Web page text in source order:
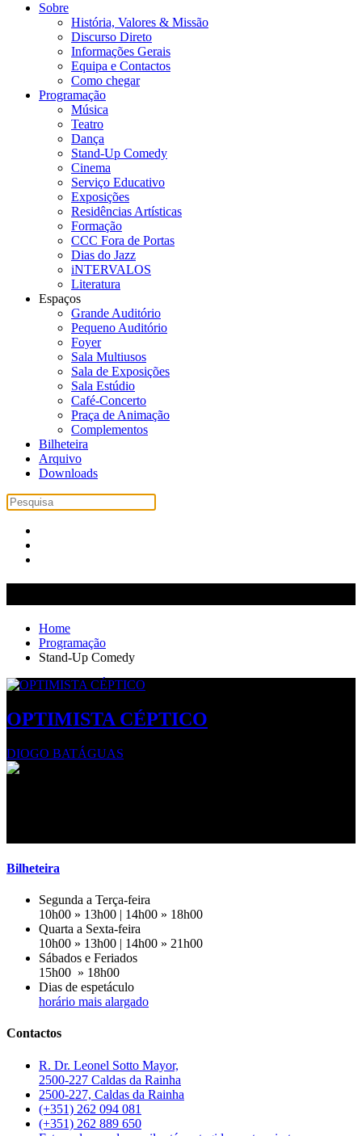
Sobre
História, Valores & Missão
Discurso Direto
Informações Gerais
Equipa e Contactos
Como chegar
Programação
Música
Teatro
Dança
Stand-Up Comedy
Cinema
Serviço Educativo
Exposições
Residências Artísticas
Formação
CCC Fora de Portas
Dias do Jazz
iNTERVALOS
Literatura
Espaços
Grande Auditório
Pequeno Auditório
Foyer
Sala Multiusos
Sala de Exposições
Sala Estúdio
Café-Concerto
Praça de Animação
Complementos
Bilheteira
Arquivo
Downloads
Home
Programação
Stand-Up Comedy
OPTIMISTA CÉPTICO
DIOGO BATÁGUAS
Bilheteira
Segunda a Terça-feira
10h00 » 13h00 | 14h00 » 18h00
Quarta a Sexta-feira
10h00 » 13h00 | 14h00 » 21h00
Sábados e Feriados
15h00 » 18h00
Dias de espetáculo
horário mais alargado
Contactos
R. Dr. Leonel Sotto Mayor,
2500-227 Caldas da Rainha
2500-227, Caldas da Rainha
(+351) 262 094 081
(+351) 262 889 650